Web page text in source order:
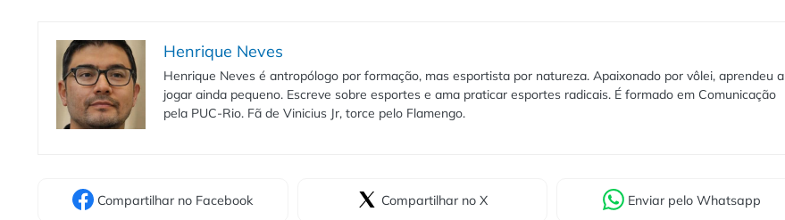
Henrique Neves
Henrique Neves é antropólogo por formação, mas esportista por natureza. Apaixonado por vôlei, aprendeu a
jogar ainda pequeno. Escreve sobre esportes e ama praticar esportes radicais. É formado em Comunicação
pela PUC-Rio. Fã de Vinicius Jr, torce pelo Flamengo.
Compartilhar no Facebook Compartilhar no X Enviar pelo Whatsapp